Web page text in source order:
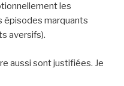
les
épisodes marquants
aversifs).
aussi sont justifiées. Je